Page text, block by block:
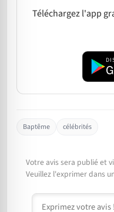
Téléchargez l'app
Baptême célébrités
Votre avis sera publié et
Veuillez l'exprimer dans
Commentaire